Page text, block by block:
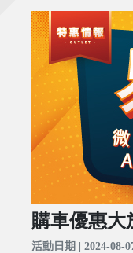
購車優惠大
活動日期 | 2024-08-